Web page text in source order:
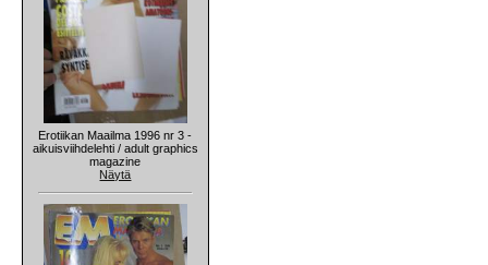
Erotiikan Maailma 1996 nr 3 -
aikuisviihdelehti / adult graphics
magazine
Näytä